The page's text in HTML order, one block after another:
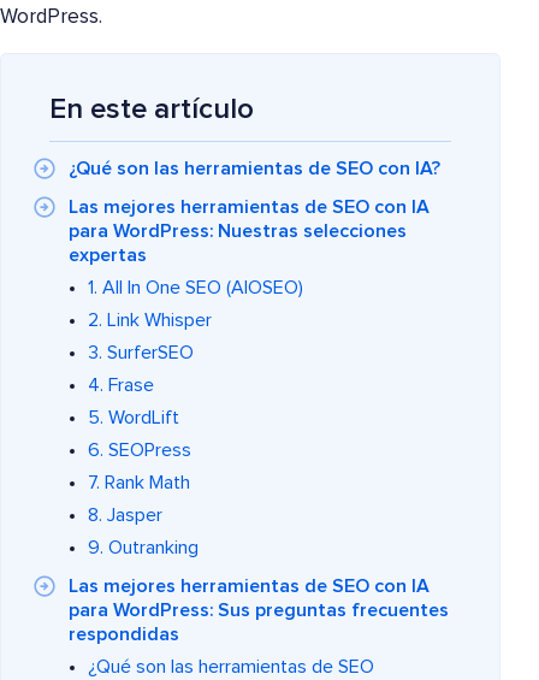
WordPress.
En este artículo
¿Qué son las herramientas de SEO con IA?
Las mejores herramientas de SEO con IA
para WordPress: Nuestras selecciones
expertas
1. All In One SEO (AIOSEO)
2. Link Whisper
3. SurferSEO
4. Frase
5. WordLift
6. SEOPress
7. Rank Math
8. Jasper
9. Outranking
Las mejores herramientas de SEO con IA
para WordPress: Sus preguntas frecuentes
respondidas
¿Qué son las herramientas de SEO